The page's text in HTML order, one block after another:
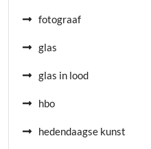
fotograaf
glas
glas in lood
hbo
hedendaagse kunst